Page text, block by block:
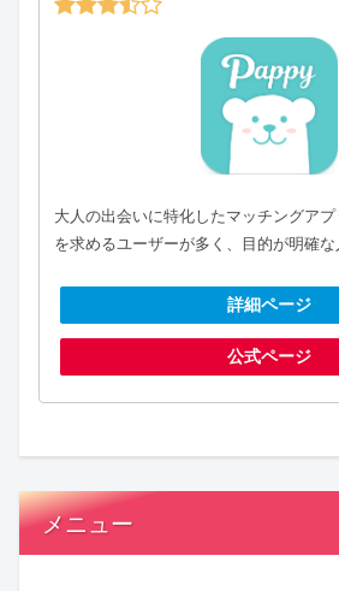
大人の出会いに特化したマッチングア
を求めるユーザーが多く、目的が明確な
詳細ページ
公式ページ
メニュー